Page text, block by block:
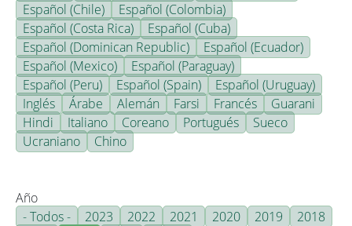
Español (Chile)
Español (Colombia)
Español (Costa Rica)
Español (Cuba)
Español (Dominican Republic)
Español (Ecuador)
Español (Mexico)
Español (Paraguay)
Español (Peru)
Español (Spain)
Español (Uruguay)
Inglés
Árabe Alemán Farsi Francés
Guarani
Hindi
Italiano Coreano Portugués
Sueco
Ucraniano
Chino
Año
- Todos -
2023 2022 2021 2020 2019
2018